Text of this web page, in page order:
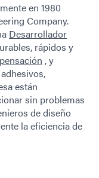
en 1980
Company.
Desarrollador
rápidos y
, y
están
sin problemas
de diseño
la eficiencia de